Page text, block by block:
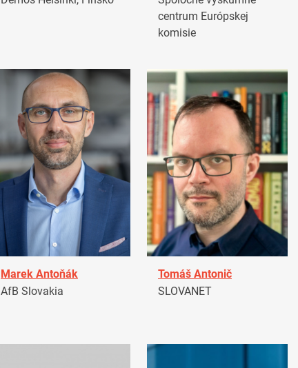
centrum Európskej
komisie
Marek Antoňák
AfB Slovakia
Tomáš Antonič
SLOVANET